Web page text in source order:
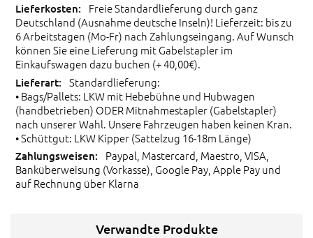
Freie Standardlieferung durch ganz
Deutschland (Ausnahme deutsche Inseln)! Lieferzeit: bis zu
6 Arbeitstagen (Mo-Fr) nach Zahlungseingang. Auf Wunsch
können Sie eine Lieferung mit Gabelstapler im
Einkaufswagen dazu buchen (+ 40,00€).
Standardlieferung:
• Bags/Pallets: LKW mit Hebebühne und Hubwagen
(handbetrieben) ODER Mitnahmestapler (Gabelstapler)
nach unserer Wahl. Unsere Fahrzeugen haben keinen Kran.
• Schüttgut: LKW Kipper (Sattelzug 16-18m Länge)
Paypal, Mastercard, Maestro, VISA,
Banküberweisung (Vorkasse), Google Pay, Apple Pay und
auf Rechnung über Klarna
Verwandte Produkte